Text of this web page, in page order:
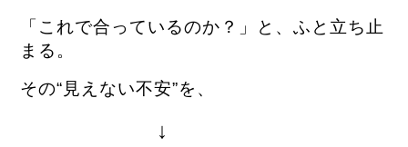
「これで合っているのか？」と、ふと立ち止
まる。
その“見えない不安”を、
↓